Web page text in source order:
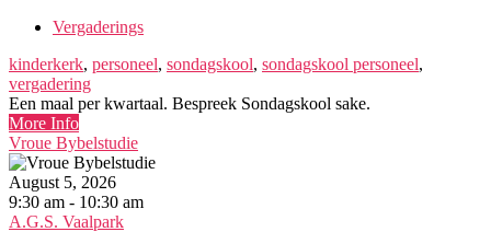
Vergaderings
kinderkerk, personeel, sondagskool, sondagskool personeel,
vergadering
Een maal per kwartaal. Bespreek Sondagskool sake.
More Info
Vroue Bybelstudie
August 5, 2026
9:30 am - 10:30 am
A.G.S. Vaalpark